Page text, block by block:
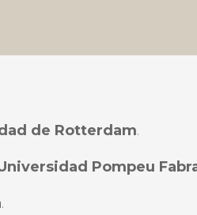
de Rotterdam.
Pompeu
.